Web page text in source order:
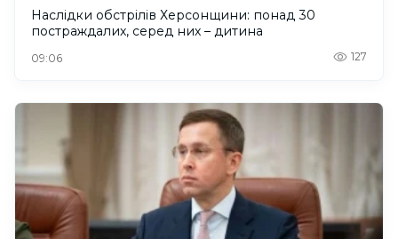
Наслідки обстрілів Херсонщини: понад 30
постраждалих, серед них – дитина
09:06 127